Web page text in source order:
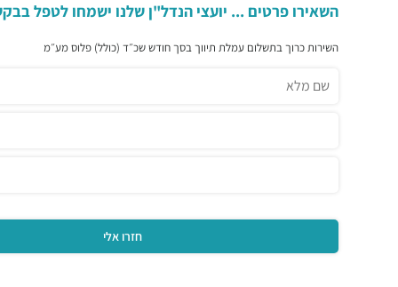
השאירו פרטים ... יועצי הנדל"ן שלנו ישמחו לטפל
השירות כרוך בתשלום עמלת תיווך בסך חודש שכ״ד (כולל) פלוס מע״מ